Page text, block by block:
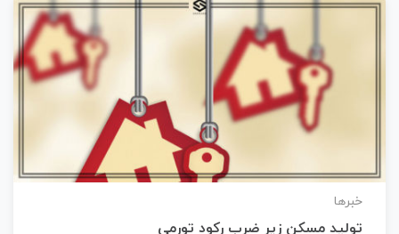
خبرها
تولید مسکن زیر ضرب رکود تورمی